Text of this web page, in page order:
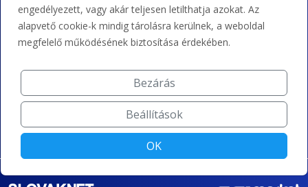
+36 202 343 883
admin@zoner.hu
Elfogadunk kártyás fizetést, Google/Apple Pay-t, banki
átutalást és kreditet.
engedélyezett, vagy akár teljesen letilthatja azokat. Az
alapvető cookie-k mindig tárolásra kerülnek, a weboldal
megfelelő működésének biztosítása érdekében.
Bezárás
Beállítások
OK